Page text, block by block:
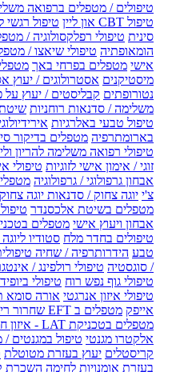
טיפולים / מטפלים ברפואה
טיפול CBT און ליין
טיפול רגשי
סינית טיפולי רפלקסולוגיה /
הומאופתיה טיפולי שיאצו /
אישי מטפלים בפרחי באך
מיסטיקנים אסטרולוגים / יעוץ
נטורופתים קבליסטים / יעוץ
משלימה / סדנאות רוחניות
טיפול טבעי באלרגיות
בארומתרפיה מטפלים בדיקור
טיפולי רפואה משלימה להריון
זוגי / אימון אישי לזוגיות טיפולי
אבחון גרפולוגי / גרפולוגיה
צ'י יוגה צחוק / סדנאות יוגה צחוק
מטפלים בשיטת אלכסנדר
אבחון ויעוץ אישי מטפלים
טיפולים בחדר מלח סטודיו
טבע הידרותרפיה / שחיה
/ סוגסטיה טיפולי רולפינג /
טיפולי גוף נפש רוח טיפולי
טיפולי איזון אנרגטי אורה סומא
אייפק מטפלים ב EFT שחרור ריגשי
מטפלים בטכניקת LAT - איזון חיים
אלקטרו מגנטי טיפול במגנטים /
קריסטלים יעוץ בעזרת מטוטלת
בעזרת אומנויות לחימה השכרת